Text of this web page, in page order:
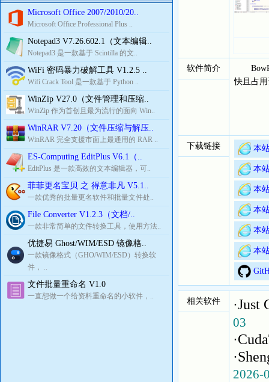
Microsoft Office 2007/2010/20..
Microsoft Office Professional Plus ..
Notepad3 V7.26.602.1（文本编辑..
Notepad3 是一款基于 Scintilla 的文..
WiFi 密码暴力破解工具 V1.2.5 ..
Wifi Crack Tool 是一款基于 Python ..
WinZip V27.0（文件管理和压缩..
WinZip 作为首创且最为流行的面向 Win..
WinRAR V7.20（文件压缩与解压..
WinRAR 完全支援市面上最通用的 RAR ..
ES-Computing EditPlus V6.1（..
EditPlus 是一款高效的文本编辑器，可..
菲菲更名宝贝 之 得意非凡 V5.1..
一款优秀的批量更名软件和批量文件处..
File Converter V1.2.3（文档/..
一款非常简单的文件转换工具，使用方法..
优捷易 Ghost/WIM/ESD 镜像格..
一款镜像格式（GHO/WIM/ESD）转换软
件， ..
文件批量重命名 V1.0
一直想做一个给资料重命名的小软件，..
软件简介
快且占
下载链接 本
本
本
本
本
本
相关软件 ·Just
03
·
·
2026-